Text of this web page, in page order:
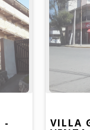
- VILLA